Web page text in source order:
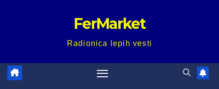
FerMarket
Radionica lepih vesti